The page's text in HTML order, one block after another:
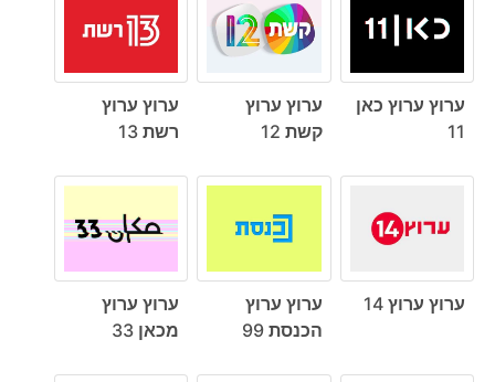
ערוץ ערוץ כאן
11
ערוץ ערוץ
קשת 12
ערוץ ערוץ
רשת 13
ערוץ ערוץ 14
ערוץ ערוץ
הכנסת 99
ערוץ ערוץ
מכאן 33